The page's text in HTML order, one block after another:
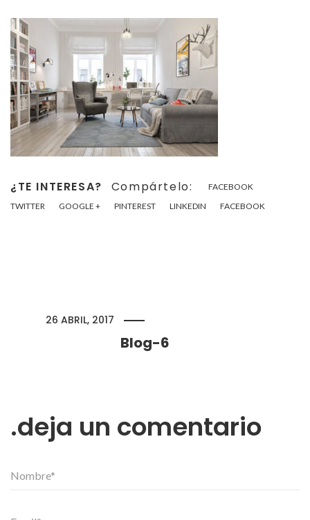
¿TE INTERESA? Compártelo:
FACEBOOK
TWITTER
GOOGLE + PINTEREST LINKEDIN FACEBOOK
26 ABRIL, 2017
Blog-6
deja un comentario